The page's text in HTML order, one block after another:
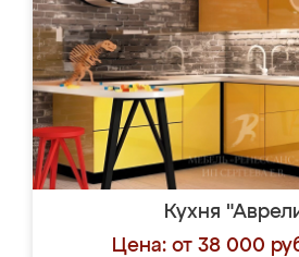
Кухня
Цена: от 38 000